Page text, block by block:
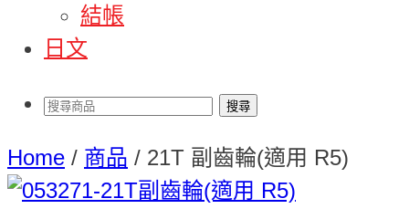
結帳
日文
Home / 商品 / 21T 副齒輪(適用 R5)